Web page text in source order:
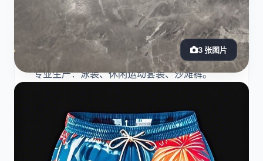
3 张图片
工厂介绍
专业生产：泳装、休闲运动套装、沙滩裤。
核心加工优势